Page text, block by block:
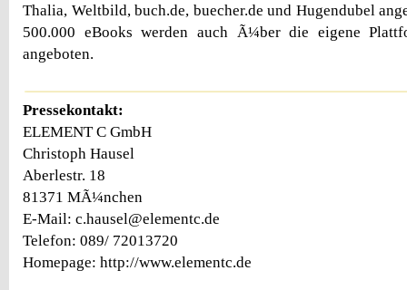
Thalia, Weltbild, buch.de, buecher.de und Hugendubel
500.000 eBooks werden auch Ã¼ber die eigene
angeboten.
Pressekontakt:
ELEMENT C GmbH
Christoph Hausel
Aberlestr. 18
81371 MÃ¼nchen
E-Mail: c.hausel@elementc.de
Telefon: 089/ 72013720
Homepage: http://www.elementc.de